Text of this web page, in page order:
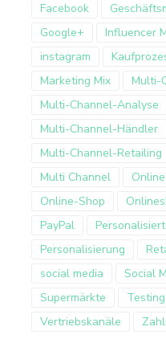
Facebook
Google+
Influencer
instagram
Marketing Mix
Multi-
Multi-Channel-Analyse
Multi-Channel-Händler
Multi-Channel-Retailing
Multi Channel
Online-Shop
PayPal
Personalisierung
social media
Social
Supermärkte
Testing
Vertriebskanäle